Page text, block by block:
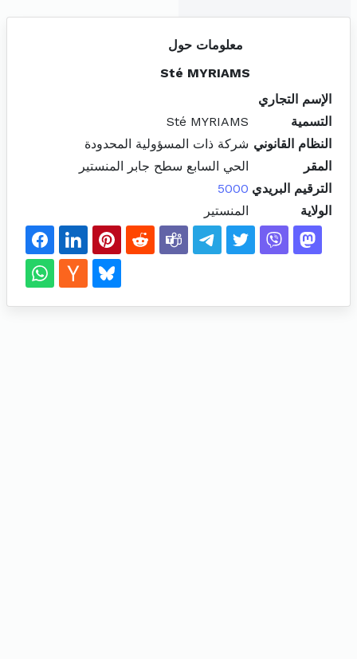
معلومات حول
Sté MYRIAMS
الإسم التجاري
التسمية
Sté MYRIAMS
النظام القانوني شركة ذات المسؤولية المحدودة
المقر
الحي السابع سطح جابر المنستير
الترقيم البريدي 5000
الولاية
المنستير